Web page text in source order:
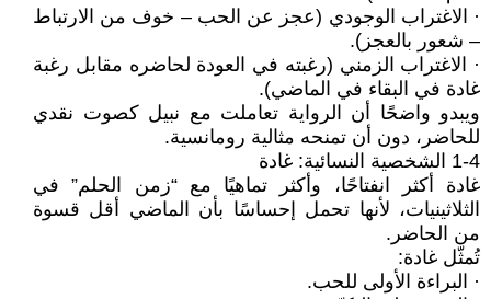
· الاغتراب الوجودي (عجز عن الحب – خوف من الارتباط
– شعور بالعجز).
· الاغتراب الزمني (رغبته في العودة لحاضره مقابل رغبة
غادة في البقاء في الماضي).
ويبدو واضحًا أن الرواية تعاملت مع نبيل كصوت نقدي
للحاضر، دون أن تمنحه مثالية رومانسية.
1-4 الشخصية النسائية: غادة
غادة أكثر انفتاحًا، وأكثر تماهيًا مع “زمن الحلم” في
الثلاثينيات، لأنها تحمل إحساسًا بأن الماضي أقل قسوة
من الحاضر.
تُمثّل غادة:
· البراءة الأولى للحب.